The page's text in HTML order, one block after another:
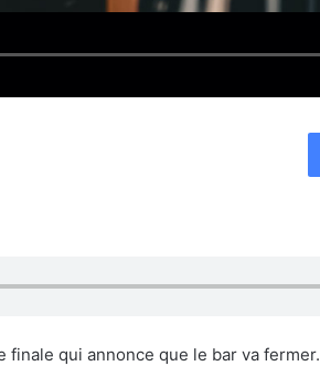
finale qui annonce que le bar va fermer.